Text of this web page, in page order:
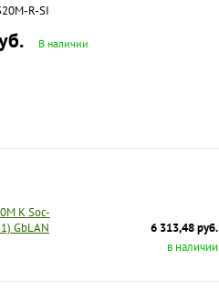
R-SI
В наличии
K Soc-
GbLAN
6 313,48 руб.
в наличии